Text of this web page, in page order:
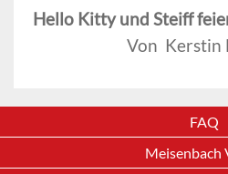
Hello Kitty und Steiff
Von Kerstin
FAQ
Meisenbach